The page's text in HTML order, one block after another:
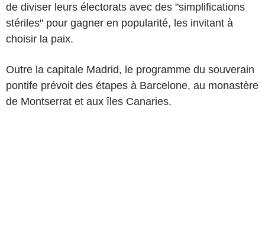
de diviser leurs électorats avec des "simplifications
stériles" pour gagner en popularité, les invitant à
choisir la paix.
Outre la capitale Madrid, le programme du souverain
pontife prévoit des étapes à Barcelone, au monastère
de Montserrat et aux îles Canaries.